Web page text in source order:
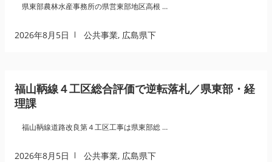
県東部農林水産事務所の県営東部地区高根 …
2026年8月5日 公共事業, 広島県下
福山鞆線４工区総合評価で逆転落札／県東部・経
理課
福山鞆線道路改良第４工区工事は県東部総 …
2026年8月5日 公共事業, 広島県下